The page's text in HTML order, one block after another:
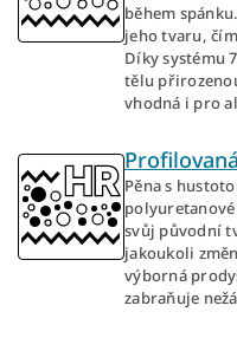
během
jeho tvaru,
Díky systému
tělu
vhodná i pro
Pěna s
svůj původní
jakoukoli
výborná
zabraňuje